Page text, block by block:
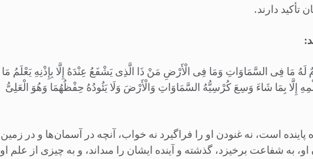
تأکید دارند.
نَوْمٌ لَهُ مَا فِی السَّمَاوَاتِ وَمَا فِی الْأَرْضِ مَنْ ذَا الَّذِی یَشْفَعُ عِنْدَهُ إِلَّا بِإِذْنِهِ یَعْلَمُ مَا
إِلَّا بِمَا شَاءَ وَسِعَ کُرْسِیُّهُ السَّمَاوَاتِ وَالْأَرْضَ وَلَا یَئُودُهُ حِفْظُهُمَا وَهُوَ الْعَلِیُّ
است، نه غنودن او را فراگیرد نه خواب، آنچه در آسمان‌ها و در زمین
به شفاعت برخیزد، گذشته و آینده ایشان را مى‏داند، و به چیزی از علم او